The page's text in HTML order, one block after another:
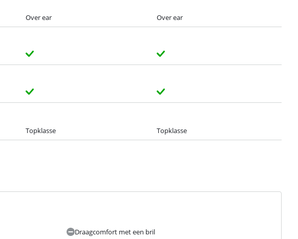
Over ear Over ear
Topklasse Topklasse
Draagcomfort met een bril